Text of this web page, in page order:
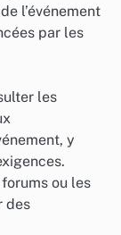
l’événement
par les
les
y
ou les
des